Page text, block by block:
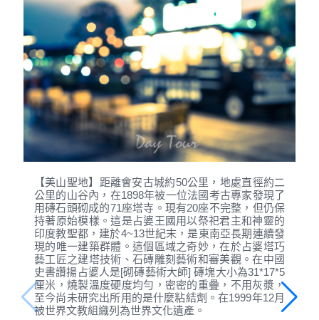
【美山聖地】距離會安古城約50公里，地處直徑約二
公里的山谷內，在1898年被一位法國考古專家發現了
用磚石頭砌成的71座塔寺。現有20座不完整，但仍保
持著原始模樣。這是占婆王國用以祭祀君主和神靈的
印度教聖都，建於4~13世紀末，是東南亞長期連續發
現的唯一建築群體。這個區域之奇妙，在於占婆塔巧
藝工匠之建塔技術、石磚雕刻藝術和審美觀。在中國
史書讚揚占婆人是[砌磚藝術大師] 磚塊大小為31*17*5
厘米，燒製溫度硬度均勻，密密的重疊，不用灰漿，
至今尚未研究出所用的是什麼粘結劑。在1999年12月
被世界文教組織列為世界文化遺產。